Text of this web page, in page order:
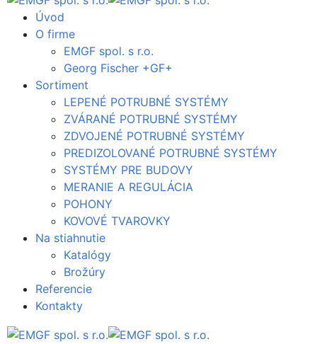
Úvod
O firme
EMGF spol. s r.o.
Georg Fischer +GF+
Sortiment
LEPENÉ POTRUBNÉ SYSTÉMY
ZVÁRANÉ POTRUBNÉ SYSTÉMY
ZDVOJENÉ POTRUBNÉ SYSTÉMY
PREDIZOLOVANÉ POTRUBNÉ SYSTÉMY
SYSTÉMY PRE BUDOVY
MERANIE A REGULÁCIA
POHONY
KOVOVÉ TVAROVKY
Na stiahnutie
Katalógy
Brožúry
Referencie
Kontakty